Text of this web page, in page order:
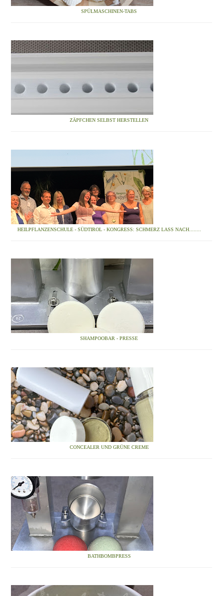
SPÜLMASCHINEN-TABS
ZÄPFCHEN SELBST HERSTELLEN
HEILPFLANZENSCHULE - SÜDTIROL - KONGRESS: SCHMERZ LASS NACH........
SHAMPOOBAR - PRESSE
CONCEALER UND GRÜNE CREME
BATHBOMBPRESS